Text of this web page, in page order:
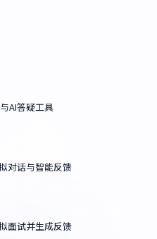
AI答疑工具
对话与智能反馈
面试并生成反馈